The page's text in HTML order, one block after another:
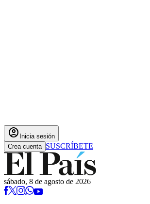
account_circle Inicia sesión
Crea cuenta SUSCRÍBETE
sábado, 8 de agosto de 2026